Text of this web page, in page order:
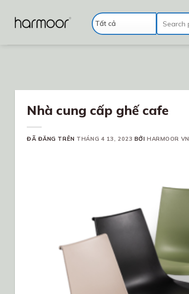
dung
Tìm
kiếm:
Nhà cung cấp ghế cafe
ĐÃ ĐĂNG TRÊN THÁNG 4 13, 2023 BỞIHARMOOR VN